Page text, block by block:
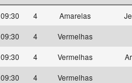
09:30 4 Amarelas
09:30
4
Vermelhas
09:30
4 Vermelhas
09:30
4 Vermelhas